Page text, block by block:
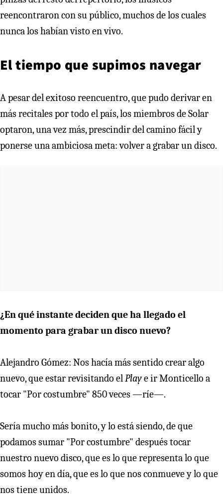
reencontraron con su público, muchos de los cuales
nunca los habían visto en vivo.
El tiempo que supimos navegar
A pesar del exitoso reencuentro, que pudo derivar en
más recitales por todo el país, los miembros de Solar
optaron, una vez más, prescindir del camino fácil y
ponerse una ambiciosa meta: volver a grabar un disco.
¿En qué instante deciden que ha llegado el
momento para grabar un disco nuevo?
Alejandro Gómez: Nos hacía más sentido crear algo
nuevo, que estar revisitando elPlaye ir Monticello a
tocar "Por costumbre" 850 veces —ríe—.
Sería mucho más bonito, y lo está siendo, de que
podamos sumar "Por costumbre" después tocar
nuestro nuevo disco, que es lo que representa lo que
somos hoy en día, que es lo que nos conmueve y lo que
nos tiene unidos.